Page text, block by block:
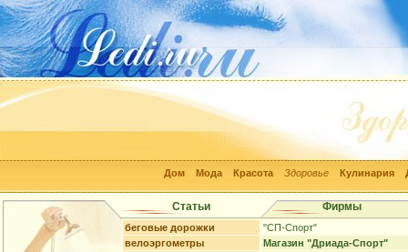
Дом Мода Красота Здоровье Кулинария
Статьи Фирмы
беговые дорожки
велоэргометры
"СП-Спорт"
Магазин "Дриада-Спорт"